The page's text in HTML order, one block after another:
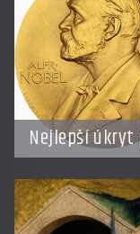
Nejlepší úkryt
roztok!